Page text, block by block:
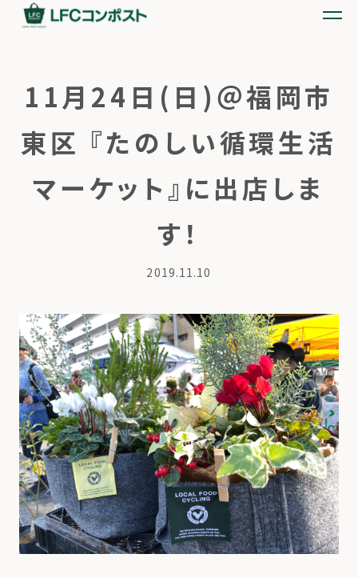
11月24日(日)＠福岡市
東区 『たのしい循環生活
マーケット』に出店しま
す！
2019.11.10